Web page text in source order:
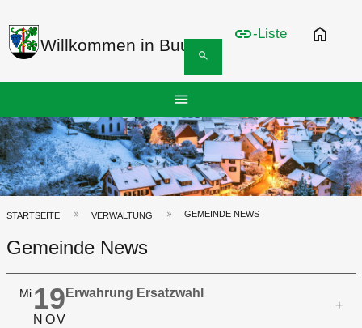
Willkommen in Buus link-Liste home
search
Hauptnavigation
Top
Bar
menu
Pfadnavigation
STARTSEITE VERWALTUNG GEMEINDE NEWS
Gemeinde News
Mi 19
N OV
Erwahrung Ersatzwahl